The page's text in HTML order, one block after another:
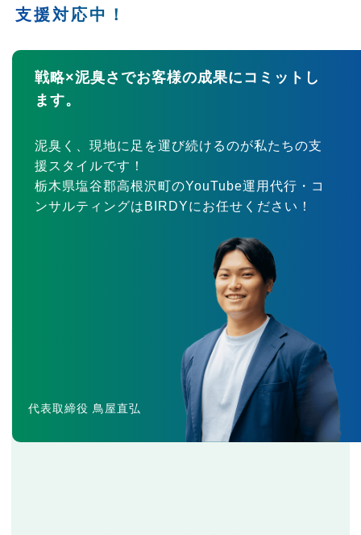
支援対応中！
戦略×泥臭さでお客様の成果にコミットし
ます。
泥臭く、現地に足を運び続けるのが私たちの支
援スタイルです！
栃木県塩谷郡高根沢町のYouTube運用代行・コ
ンサルティングはBIRDYにお任せください！
代表取締役 鳥屋直弘